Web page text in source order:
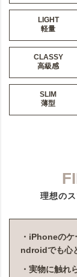
LIGHT
軽量
CLASSY
高級感
SLIM
薄型
理想の
・iPhoneの
ndroidでも心
・実物に触れ